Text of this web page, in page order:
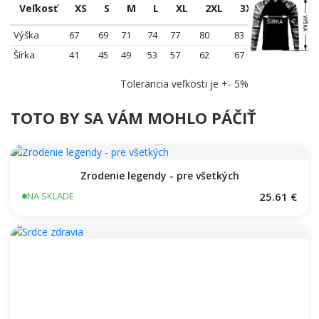
Veľkosť XS S M L XL 2XL 3XL
Výška 67 69 71 74 77 80
83
Šírka
41 45 49 53 57 62 67
Tolerancia veľkosti je +- 5%
TOTO BY SA VÁM MOHLO PÁČIŤ
Zrodenie legendy - pre všetkých
NA SKLADE 25.61 €